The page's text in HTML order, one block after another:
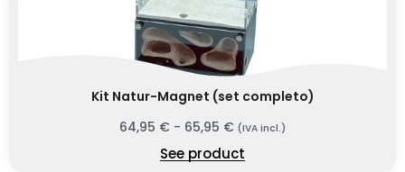
Kit Natur-Magnet (set completo)
64,95 € - 65,95 € (IVA incl.)
See product